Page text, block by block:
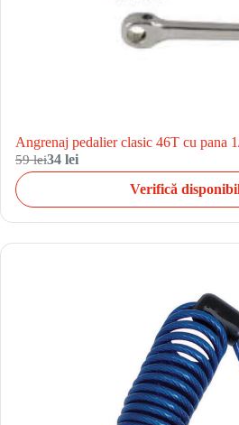
Angrenaj pedalier clasic 46T cu pana
59 lei34 lei
Verifică